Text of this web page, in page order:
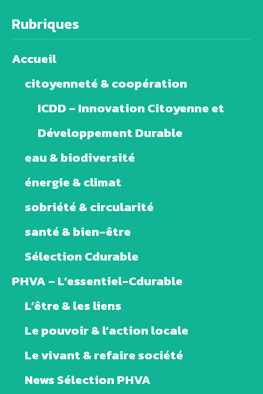
Rubriques
Accueil
citoyenneté & coopération
ICDD – Innovation Citoyenne et
Développement Durable
eau & biodiversité
énergie & climat
sobriété & circularité
santé & bien-être
Sélection Cdurable
PHVA – L’essentiel-Cdurable
L’être & les liens
Le pouvoir & l’action locale
Le vivant & refaire société
News Sélection PHVA